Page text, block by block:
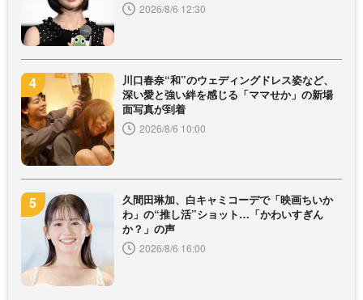
2026/8/6 12:30
川口春奈“和”のウェディングドレス姿など、
深い愛と強い絆を感じる「ママせか」の新場
面写真が到着
2026/8/6 10:00
久間田琳加、白キャミコーデで「映画ちいか
わ」の“推し活”ショット…「かわいすぎん
か？」の声
2026/8/6 16:00